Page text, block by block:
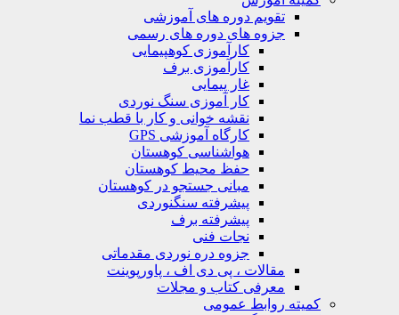
تقویم دوره های آموزشی
جزوه های دوره های رسمی
کارآموزی کوهپیمایی
کارآموزی برف
غار پیمایی
کار آموزی سنگ نوردی
نقشه خوانی و کار با قطب نما
کارگاه آموزشی GPS
هواشناسی کوهستان
حفظ محیط کوهستان
مبانی جستجو در کوهستان
پیشرفته سنگنوردی
پیشرفته برف
نجات فنی
جزوه دره نوردی مقدماتی
مقالات ، پی دی اف ، پاورپوینت
معرفی کتاب و مجلات
کمیته روابط عمومی